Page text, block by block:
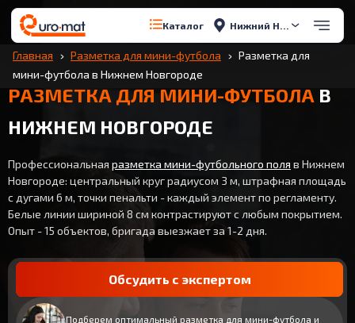
Каталог Нижний Новгород
Главная Разметка для мини-футбола
Разметка для
мини-футбола в Нижнем Новгороде
РАЗМЕТКА ДЛЯ МИНИ-ФУТБОЛА В
НИЖНЕМ НОВГОРОДЕ
Профессиональная разметка мини-футбольного поля в Нижнем
Новгороде: центральный круг радиусом 3 м, штрафная площадь
с дугами 6 м, точки пенальти - каждый элемент по регламенту.
Белые линии шириной 8 см контрастируют с любым покрытием.
Опыт - 15 объектов, бригада выезжает за 1-2 дня.
Обсудить с экспертом
Подберем оптимальный разметка для мини-футбола и